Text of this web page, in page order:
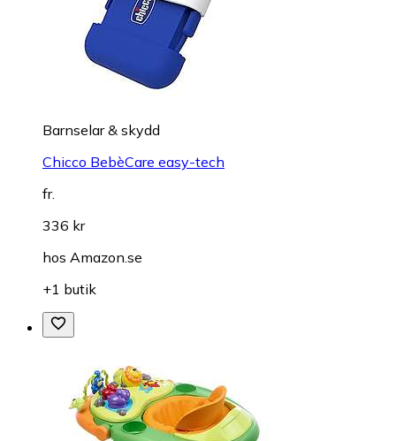
Barnselar & skydd
Chicco BebèCare easy-tech
fr.
336 kr
hos Amazon.se
+1 butik